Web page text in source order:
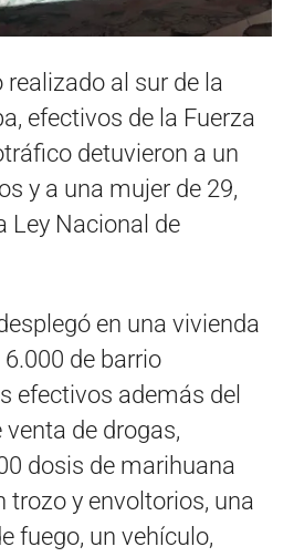
al sur de la
efectivos de la Fuerza
detuvieron a un
y a una mujer de 29,
Ley Nacional de
en una vivienda
de barrio
efectivos además del
de drogas,
dosis de marihuana
trozo y envoltorios, una
fuego, un vehículo,